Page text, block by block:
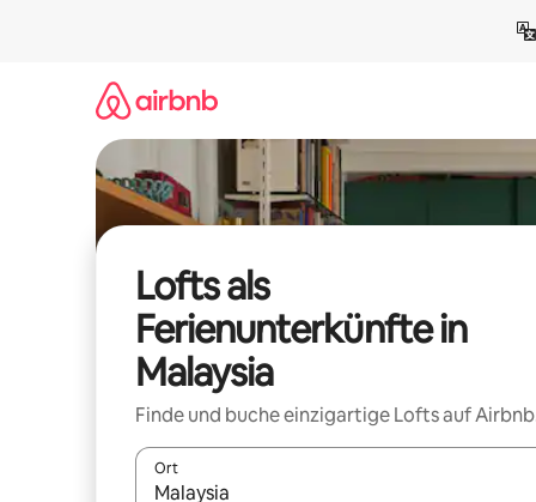
Lofts als
Ferienunterkünfte in
Malaysia
Finde und buche einzigartige Lofts auf
Ort
Wenn Ergebnisse verfügbar sind, navigiere mit